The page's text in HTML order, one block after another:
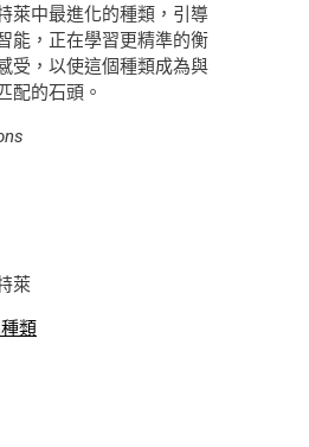
萊中最進化的種類，引導
能，正在學習更精準的衡
受，以使這個種類成為與
配的石頭。
萊
類